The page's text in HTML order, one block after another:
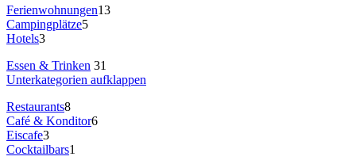
Ferienwohnungen13
Campingplätze5
Hotels3
Essen & Trinken 31
Unterkategorien aufklappen
Restaurants8
Café & Konditor6
Eiscafe3
Cocktailbars1